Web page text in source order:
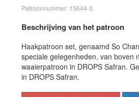
Patroonnummer: 15644-3
Beschrijving van het patroon
Haakpatroon set, genaamd So
speciale gelegenheden, van boven
waaierpatroon in DROPS Safran.
in DROPS Safran.